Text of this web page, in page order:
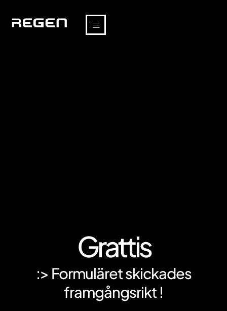
Grattis
:> Formuläret skickades
framgångsrikt !